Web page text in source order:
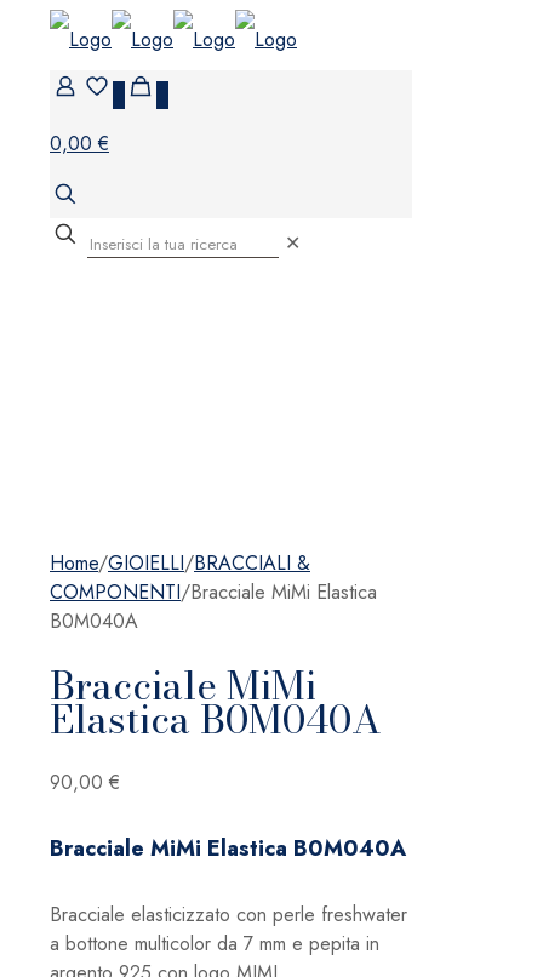
0,00 €
✕
Home/GIOIELLI/BRACCIALI &
COMPONENTI/Bracciale MiMi Elastica
B0M040A
Bracciale MiMi
Elastica B0M040A
90,00 €
Bracciale MiMi Elastica B0M040A
Bracciale elasticizzato con perle freshwater
a bottone multicolor da 7 mm e pepita in